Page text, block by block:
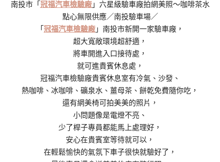
南投市「 冠福汽車檢驗廠」六星級驗車廠拍網美照～咖啡茶水
點心無限供應／南投驗車場／
「 冠福汽車檢驗廠 」南投市新開一家驗車廠，
超大寬敞環境超舒適，
將車開進入口接待處，
就可進貴賓休息處，
冠福汽車檢驗廠貴賓休息室有冷氣、沙發、
熱咖啡、冰咖啡、礦泉水、薑母茶、餅乾免費隨你吃，
還有網美椅可拍美美的照片，
小問題像是電燈不亮、
少了桿子專員都能馬上處理好，
安心在貴賓室等待就可以，
在輕鬆愉快的氣氛下車子很快就驗好了，